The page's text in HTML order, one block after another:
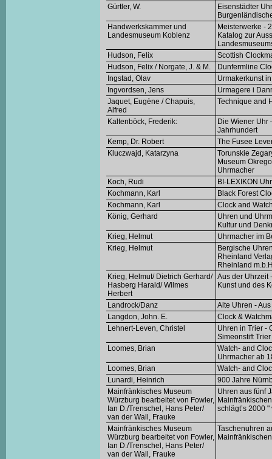
Gürtler, W.
Eisenstädter
Handwerkskammer und
Landesmuseum Koblenz
Meisterwerke -
Katalog zur
Hudson, Felix
Scottish
Hudson, Felix / Norgate, J. & M.
Dunfermline
Ingstad, Olav
Urmakerkunst
Ingvordsen, Jens
Urmagere i
Jaquet, Eugène / Chapuis,
Alfred
Technique and
Kaltenböck, Frederik:
Die Wiener Uhr
Jahrhundert
Kemp, Dr. Robert
The Fusee
Kluczwajd, Katarzyna
Torunskie
Museum
Uhrmacher
Koch, Rudi
BI-LEXIKON
Kochmann, Karl
Black Forest
Kochmann, Karl
Clock and
König, Gerhard
Uhren und
Kultur und
Krieg, Helmut
Uhrmacher im
Krieg, Helmut
Bergische
Rheinland
Rheinland
Krieg, Helmut/ Dietrich Gerhard/
Hasberg Harald/ Wilmes
Herbert
Aus der Uhrzeit
Kunst und des
Landrock/Danz
Alte Uhren -
Langdon, John. E.
Clock &
Lehnert-Leven, Christel
Uhren in Trier -
Simeonstift Trier
Loomes, Brian
Watch- and
Uhrmacher ab
Loomes, Brian
Watch- and
Lunardi, Heinrich
900 Jahre
Mainfränkisches Museum
Würzburg bearbeitet von Fowler,
Ian D./Trenschel, Hans Peter/
van der Wall, Frauke
Uhren aus fünf
schlägt’s 2000
Mainfränkisches Museum
Würzburg bearbeitet von Fowler,
Ian D./Trenschel, Hans Peter/
van der Wall, Frauke
Taschenuhren